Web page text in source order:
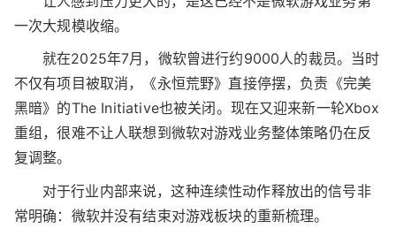
距离上一轮大裁员仅过去一年
让人感到压力更大的，是这已经不是微软游戏业务第
一次大规模收缩。
就在2025年7月，微软曾进行约9000人的裁员。当时
不仅有项目被取消，《永恒荒野》直接停摆，负责《完美
黑暗》的The Initiative也被关闭。现在又迎来新一轮Xbox